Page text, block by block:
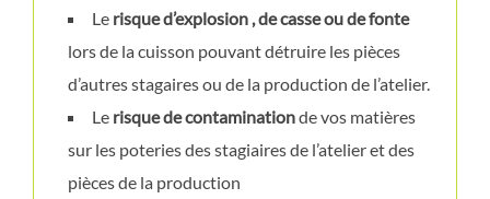
Le risque d’explosion , de casse ou de fonte
lors de la cuisson pouvant détruire les pièces
d’autres stagaires ou de la production de l’atelier.
Le risque de contaminationde vos matières
sur les poteries des stagiaires de l’atelier et des
pièces de la production